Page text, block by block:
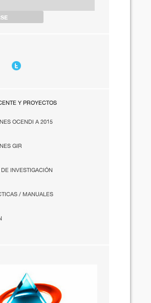
Y PROYECTOS
OCENDI A 2015
GIR
INVESTIGACIÓN
/ MANUALES